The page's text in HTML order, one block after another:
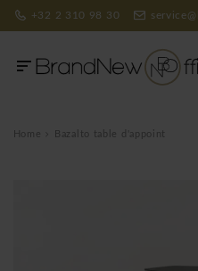
+32 2 310 98 30
Home Bazalto table d'appoint